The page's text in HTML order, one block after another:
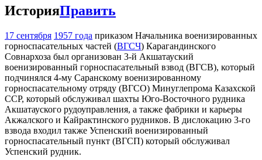
ИсторияПравить
17 сентября 1957 года приказом Начальника военизированных
горноспасательных частей (ВГСЧ) Карагандинского
Совнархоза был организован 3-й Акшатауский
военизированный горноспасательный взвод (ВГСВ), который
подчинялся 4-му Саранскому военизированному
горноспасательному отряду (ВГСО) Минуглепрома Казахской
ССР, который обслуживал шахты Юго-Восточного рудника
Акшатауского рудоуправления, а также фабрики и карьеры
Акжалского и Кайрактинского рудников. В дислокацию 3-го
взвода входил также Успенский военизированный
горноспасательный пункт (ВГСП) который обслуживал
Успенский рудник.